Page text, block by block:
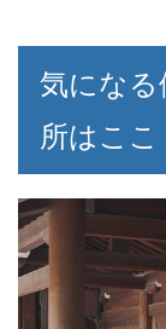
気になる
所はここ